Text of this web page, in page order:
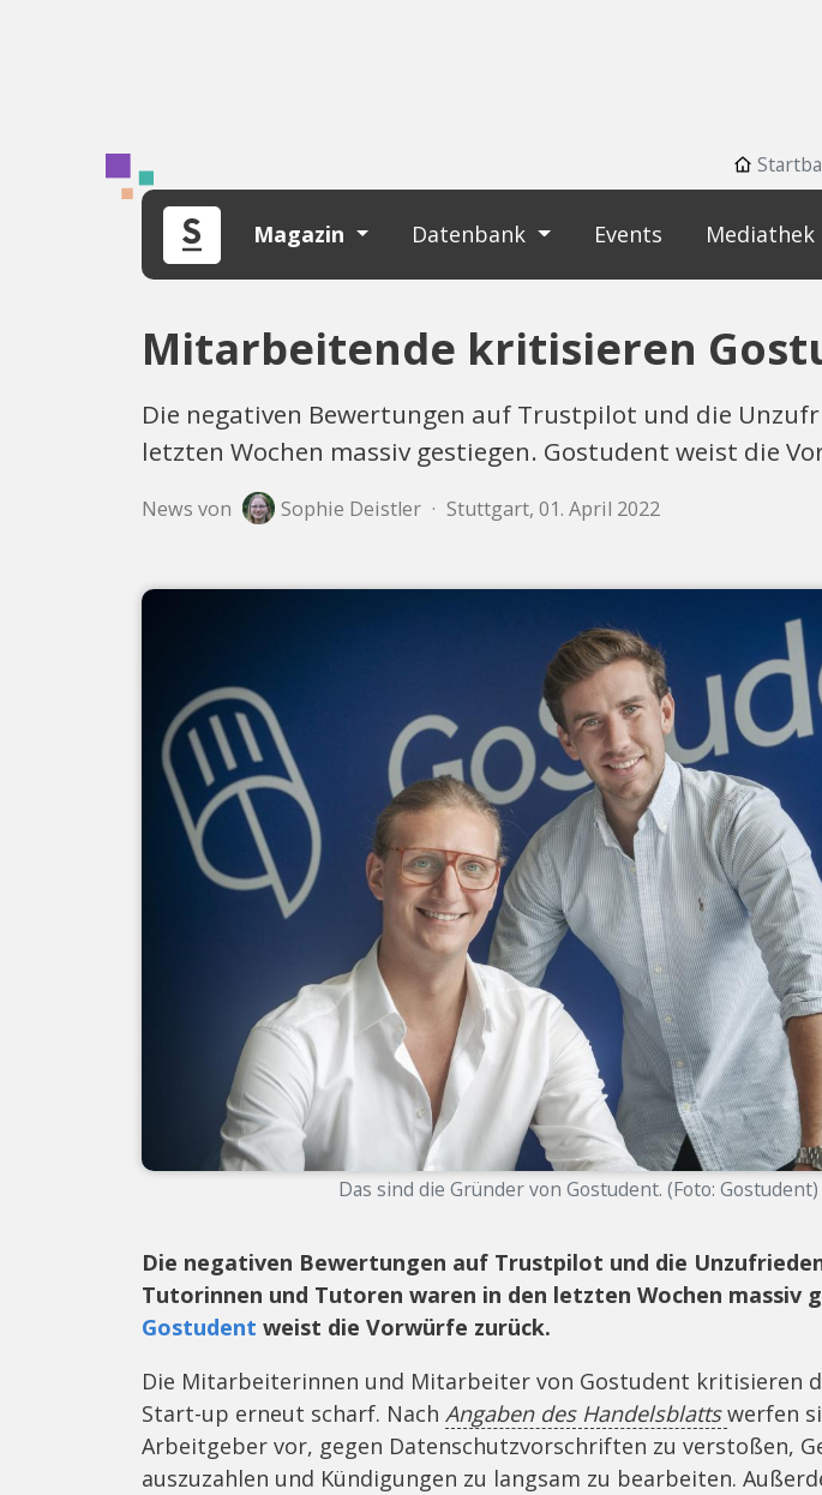
Magazin Datenbank Events Mediathek
Mitarbeitende kritisieren
Die negativen Bewertungen auf Trustpilot und die
letzten Wochen massiv gestiegen. Gostudent weist die
News von Sophie Deistler · Stuttgart, 01. April 2022
Das sind die Gründer von Gostudent. (Foto: Gostudent)
Die negativen Bewertungen auf Trustpilot und die
Tutorinnen und Tutoren waren in den letzten Wochen massiv
Gostudent weist die Vorwürfe zurück.
Die Mitarbeiterinnen und Mitarbeiter von Gostudent kritisieren
Start-up erneut scharf. Nach Angaben des Handelsblattswerfen
Arbeitgeber vor, gegen Datenschutzvorschriften zu verstoßen,
auszuzahlen und Kündigungen zu langsam zu bearbeiten.